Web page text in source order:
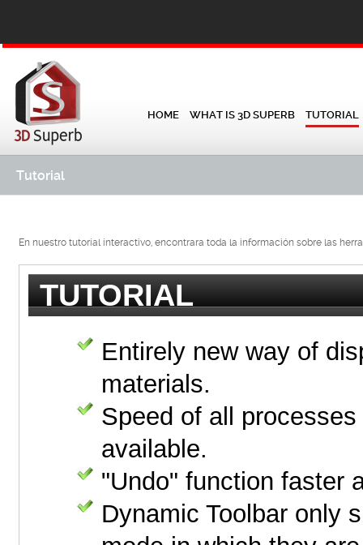
HOME WHAT IS 3D SUPERB TUTORIAL
Tutorial
En nuestro tutorial interactivo, encontrara toda la información sobre las